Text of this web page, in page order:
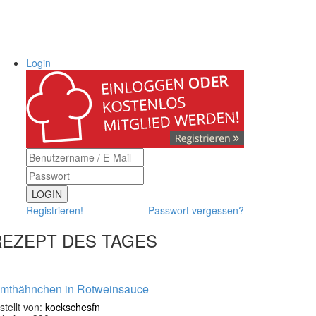
Login
LOGIN
Registrieren!
Passwort vergessen?
DES TAGES
in Rotweinsauce
von: kockschesfn